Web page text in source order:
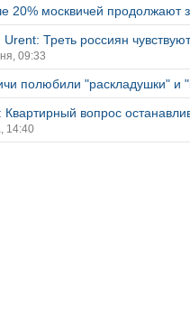
20% москвичей продолжают
Urent: Треть россиян
09:33
полюбили "раскладушки" и
вопрос
14:40